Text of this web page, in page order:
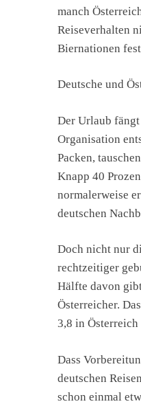
manch
Reiseverhalten
Biernationen
Deutsche und
Der Urlaub
Organisation
Packen,
Knapp 40
normalerweise
deutschen
Doch nicht nur
rechtzeitiger
Hälfte davon
Österreicher.
3,8 in
Dass
deutschen
schon einmal